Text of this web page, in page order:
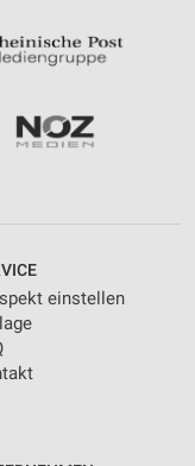
einstellen